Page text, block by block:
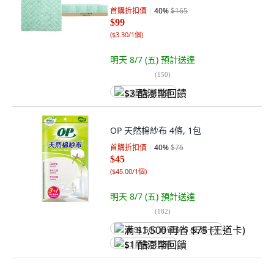
首購折扣價 40%$165
$99
($3.30/1個)
明天 8/7 (五) 預計送達
(150)
$3 酷澎幣回饋
OP 天然棉紗布 4條, 1包
首購折扣價 40%$76
$45
($45.00/1個)
明天 8/7 (五) 預計送達
(182)
满 $1,500 再省 $75 (王道卡)
$1 酷澎幣回饋